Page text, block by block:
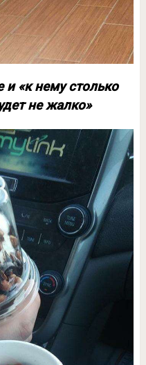
«к нему столько
не жалко»